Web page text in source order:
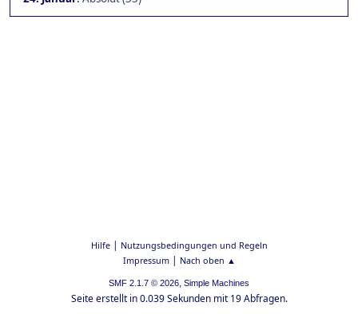
Hilfe| Nutzungsbedingungen und Regeln
Impressum| Nach oben ▲
SMF 2.1.7 © 2026, Simple Machines
Seite erstellt in 0.039 Sekunden mit 19 Abfragen.